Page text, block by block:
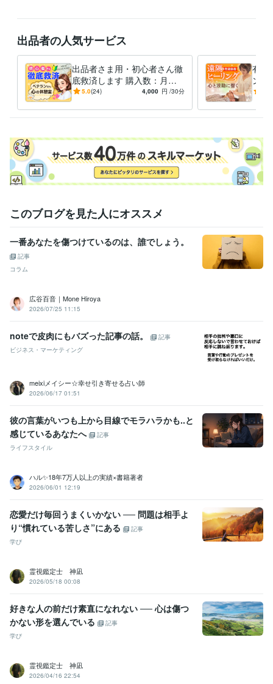
「今」必要と感じた方は、お早めに
·✰⋆｡:ﾟ･*☽:ﾟ･⋆｡✰⋆｡:ﾟ･*
すべてのご縁が
最もふさわしいときに
※「待機中」でない時でも
タイミングが合えばご対応可能
な場合があります
経験職種
ライフスタイル・その他 / 講師・インストラクター
受賞歴
ニュージーランドで紡いだ20年の物語～好きな国で自由に生きる
「私なんて」から卒業する本　(Kindle出版)
Amazon売れ筋ランキン
キング「歴史・地理カテゴリー」１位
資格・検定
認定レイキヒーラー
得意分野
悩み相談・カウンセリング
恋愛/親子関係/不倫/片思い ✅恋愛・占い依存からの脱却 ✅ご相談者
様の能力開花 ✅気付く力と前に進む行動力 ✅過去の傷を癒し自己受
容を高める ✅高い共感能力でお聴きします
占い ✅遠隔レイキヒーリング
✅依存させないオラクルカードリーデ
語学力
英語 ビジネスレベル
出品者の人気サービス
出品者さま用・初心者さん徹
底救済します 購入数：月３
０件→１００件に増えた時に
5.0(24) 4,000 円 /30分
有資
ング
身体
へ整
このブログを見た人にオススメ
一番あなたを傷つけているのは、誰でしょう。
記事
コラム
広谷百音｜Mone Hiroya
2026/07/25 11:15
noteで皮肉にもバズった記事の話。
記事
ビジネス・マーケティング
meixiメイシー☆幸せ引き寄せる占い師
2026/06/17 01:51
彼の言葉がいつも上から目線でモラハラかも..と
感じているあなたへ
記事
ライフスタイル
ハル✨18年7万人以上の実績×書籍著者
2026/06/01 12:19
恋愛だけ毎回うまくいかない ── 問題は相手よ
り“慣れている苦しさ”にある
記事
学び
霊視鑑定士 神凪
2026/05/18 00:08
好きな人の前だけ素直になれない ── 心は傷つ
かない形を選んでいる
記事
学び
霊視鑑定士 神凪
2026/04/16 22:54